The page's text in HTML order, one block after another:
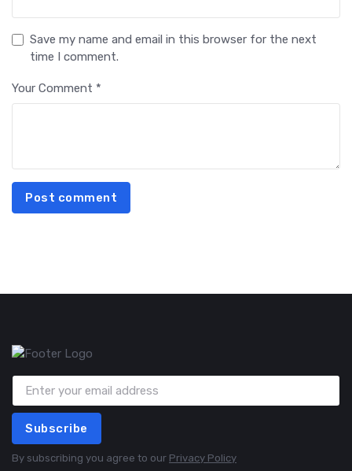
Save my name and email in this browser for the next
time I comment.
Your Comment *
Post comment
Subscribe
By subscribing you agree to our Privacy Policy